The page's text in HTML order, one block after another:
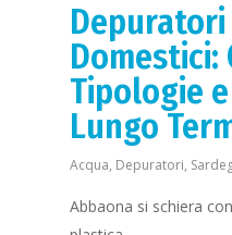
Depuratori
Domestici:
Tipologie
Lungo
Acqua, Depuratori,
Abbaona si schiera